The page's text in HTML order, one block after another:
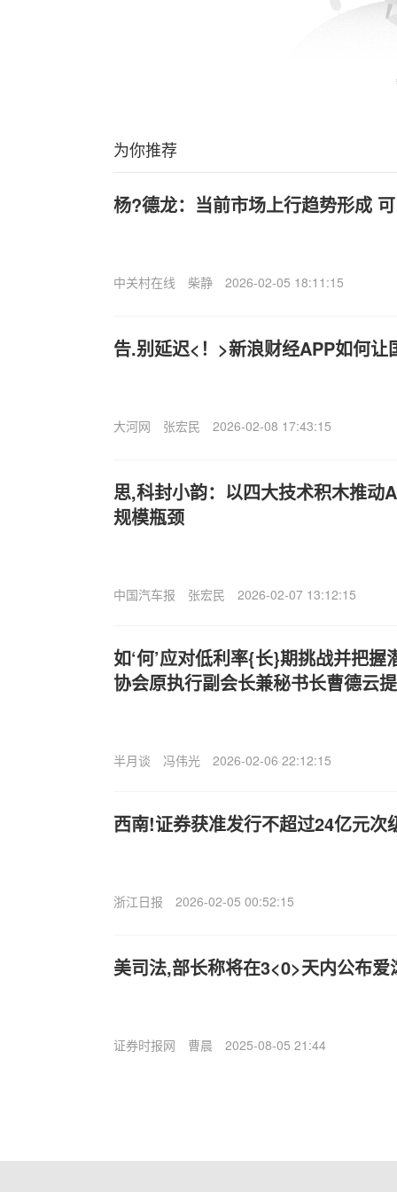
为你推荐
杨?德龙：当前市场上行趋势形成
中关村在线 柴静 2026-02-05 18:11:15
告.别延迟<！>新浪财经APP如何让
大河网 张宏民 2026-02-08 17:43:15
思,科封小韵：以四大技术积木推动
规模瓶颈
中国汽车报 张宏民 2026-02-07 13:12:15
如‘何’应对低利率{长}期挑战并把
协会原执行副会长兼秘书长曹德云
半月谈 冯伟光 2026-02-06 22:12:15
西南!证券获准发行不超过24亿元次
浙江日报 2026-02-05 00:52:15
美司法,部长称将在3<0>天内公布爱
证券时报网 曹晨 2025-08-05 21:44